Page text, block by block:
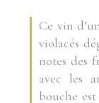
Ce vin
violacés
notes des
avec les
bouche